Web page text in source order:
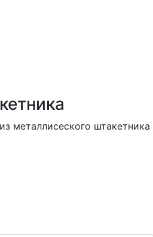
металлисеского штакетника